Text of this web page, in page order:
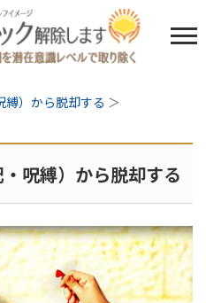
縛）から脱却する ＞
呪縛）から脱却する